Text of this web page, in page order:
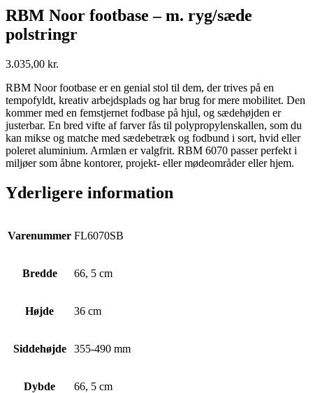
RBM Noor footbase – m. ryg/sæde
polstringr
3.035,00 kr.
RBM Noor footbase er en genial stol til dem, der trives på en
tempofyldt, kreativ arbejdsplads og har brug for mere mobilitet. Den
kommer med en femstjernet fodbase på hjul, og sædehøjden er
justerbar. En bred vifte af farver fås til polypropylenskallen, som du
kan mikse og matche med sædebetræk og fodbund i sort, hvid eller
poleret aluminium. Armlæn er valgfrit. RBM 6070 passer perfekt i
miljøer som åbne kontorer, projekt- eller mødeområder eller hjem.
Yderligere information
Varenummer FL6070SB
Bredde 66, 5 cm
Højde 36 cm
Siddehøjde 355-490 mm
Dybde 66, 5 cm